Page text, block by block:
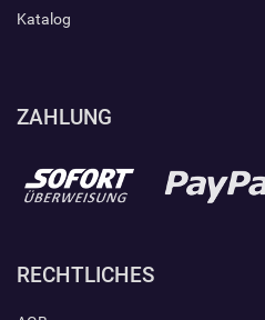
Katalog
ZAHLUNG
RECHTLICHES